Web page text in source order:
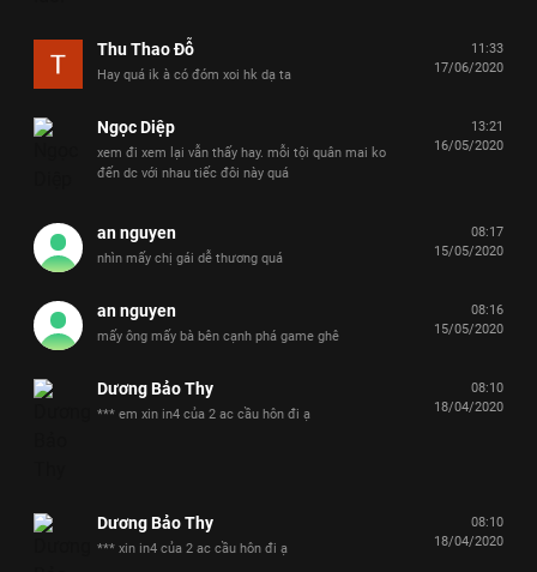
Thu Thao Đỗ
Hay quá ik à có đóm xoi hk dạ ta
11:33
17/06/2020
Ngọc Diệp
xem đi xem lại vẫn thấy hay. mỗi tội quân mai ko
đến dc với nhau tiếc đôi này quá
13:21
16/05/2020
an nguyen
nhìn mấy chị gái dễ thương quá
08:17
15/05/2020
an nguyen
mấy ông mấy bà bên cạnh phá game ghê
08:16
15/05/2020
Dương Bảo Thy
*** em xin in4 của 2 ac cầu hôn đi ạ
08:10
18/04/2020
Dương Bảo Thy
*** xin in4 của 2 ac cầu hôn đi ạ
08:10
18/04/2020